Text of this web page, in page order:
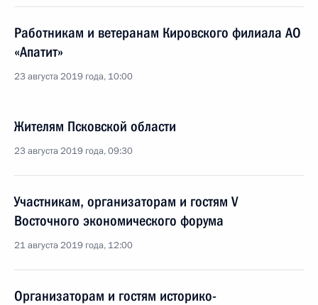
Работникам и ветеранам Кировского филиала АО
«Апатит»
23 августа 2019 года, 10:00
Жителям Псковской области
23 августа 2019 года, 09:30
Участникам, организаторам и гостям V
Восточного экономического форума
21 августа 2019 года, 12:00
Организаторам и гостям историко-